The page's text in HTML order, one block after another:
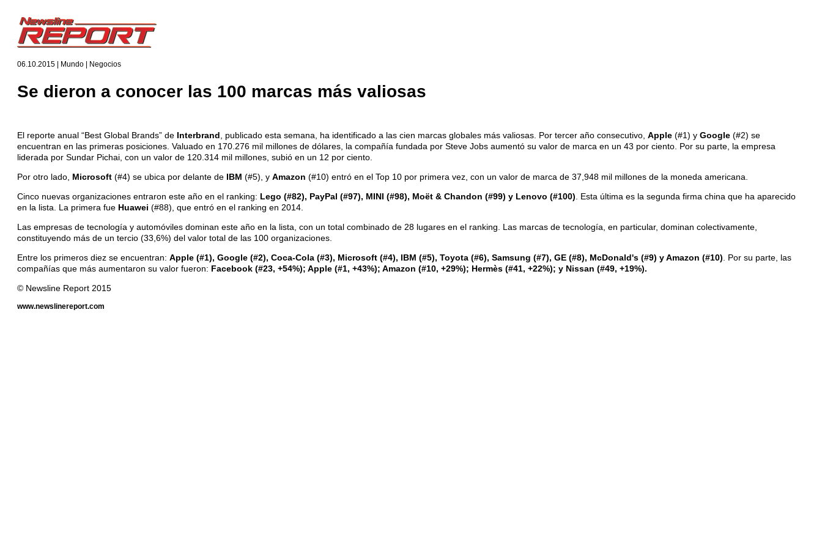
06.10.2015 | Mundo | Negocios
Se dieron a conocer las 100 marcas más valiosas
El reporte anual “Best Global Brands” de Interbrand , publicado esta semana, ha identificado a las cien marcas globales más valiosas. Por tercer año consecutivo, Apple (#1) y Google (#2) se
encuentran en las primeras posiciones. Valuado en 170.276 mil millones de dólares, la compañía fundada por Steve Jobs aumentó su valor de marca en un 43 por ciento. Por su parte, la empresa
liderada por Sundar Pichai, con un valor de 120.314 mil millones, subió en un 12 por ciento.
Por otro lado, Microsoft (#4) se ubica por delante de IBM (#5), y Amazon (#10) entró en el Top 10 por primera vez, con un valor de marca de 37,948 mil millones de la moneda americana.
Cinco nuevas organizaciones entraron este año en el ranking: Lego (#82), PayPal (#97), MINI (#98), Moët & Chandon (#99) y Lenovo (#100) . Esta última es la segunda firma china que ha aparecido
en la lista. La primera fue Huawei (#88), que entró en el ranking en 2014.
Las empresas de tecnología y automóviles dominan este año en la lista, con un total combinado de 28 lugares en el ranking. Las marcas de tecnología, en particular, dominan colectivamente,
constituyendo más de un tercio (33,6%) del valor total de las 100 organizaciones.
Entre los primeros diez se encuentran: Apple (#1), Google (#2), Coca-Cola (#3), Microsoft (#4), IBM (#5), Toyota (#6), Samsung (#7), GE (#8), McDonald's (#9) y Amazon (#10) . Por su parte, las
compañías que más aumentaron su valor fueron: Facebook (#23, +54%); Apple (#1, +43%); Amazon (#10, +29%); Hermès (#41, +22%); y Nissan (#49, +19%).
© Newsline Report 2015
www.newslinereport.com